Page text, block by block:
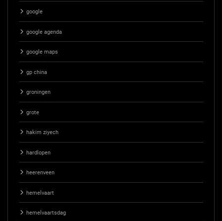
google
google agenda
google maps
gp china
groningen
grote
hakim ziyech
hardlopen
heerenveen
hemelvaart
hemelvaartsdag